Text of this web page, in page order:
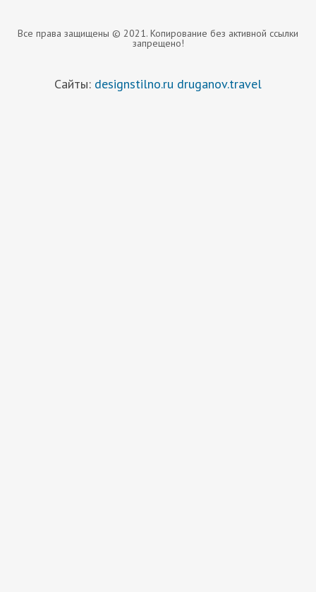
Все права защищены © 2021. Копирование без активной ссылки
запрещено!
Сайты: designstilno.ru druganov.travel